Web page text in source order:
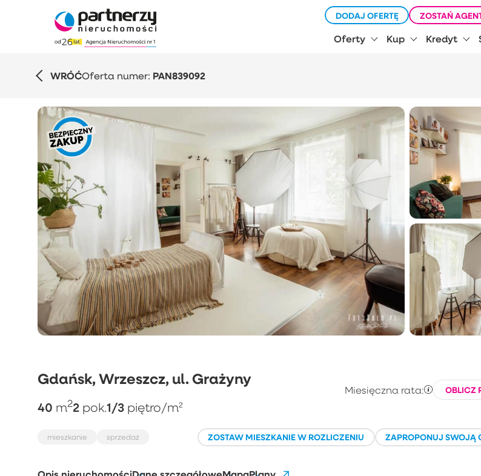
DODAJ OFERTĘ ZOSTAŃ
Oferty Kup Kredyt
WRÓĆOferta numer: PAN839092
Gdańsk, Wrzeszcz, ul. Grażyny
40 m22 pok.1/3 piętro/m²
Miesięczna rata: OBLICZ
mieszkanie sprzedaż ZOSTAW MIESZKANIE W ROZLICZENIU ZAPROPONUJ SWOJĄ